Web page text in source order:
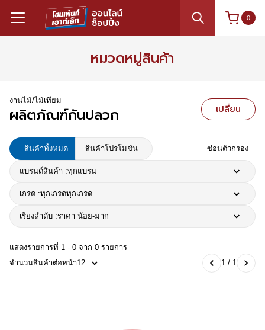
0
หมวดหมู่สินค้า
งานไม้/ไม้เทียม
ผลิตภัณฑ์กันปลวก เปลี่ยน
สินค้าทั้งหมด สินค้าโปรโมชัน ซ่อนตัวกรอง
แบรนด์สินค้า :ทุกแบรน
เกรด :ทุกเกรดทุกเกรด
เรียงลำดับ :ราคา น้อย-มาก
แสดงรายการที่ 1 - 0 จาก 0 รายการ
จำนวนสินค้าต่อหน้า12 1 / 1